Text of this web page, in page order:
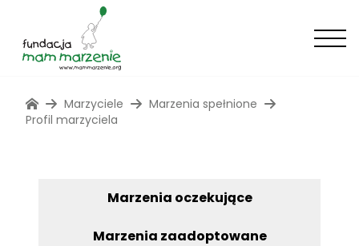
Marzyciele
Marzenia spełnione
Profil marzyciela
Marzenia oczekujące
Marzenia zaadoptowane